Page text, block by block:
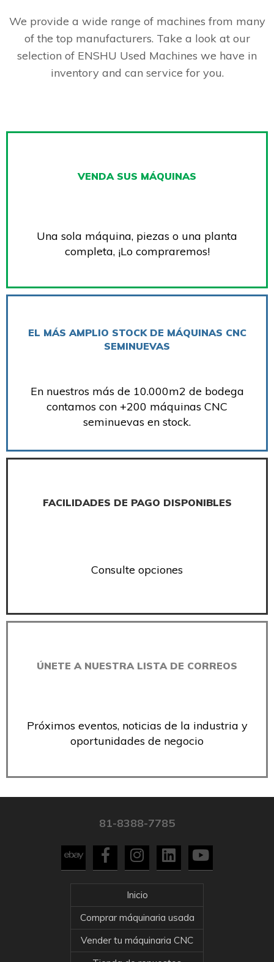
We provide a wide range of machines from many
of the top manufacturers. Take a look at our
selection of ENSHU Used Machines we have in
inventory and can service for you.
VENDA SUS MÁQUINAS
Una sola máquina, piezas o una planta
completa, ¡Lo compraremos!
EL MÁS AMPLIO STOCK DE MÁQUINAS CNC
SEMINUEVAS
En nuestros más de 10.000m2 de bodega
contamos con +200 máquinas CNC
seminuevas en stock.
FACILIDADES DE PAGO DISPONIBLES
Consulte opciones
ÚNETE A NUESTRA LISTA DE CORREOS
Próximos eventos, noticias de la industria y
oportunidades de negocio
81-8388-7785
Inicio
Comprar máquinaria usada
Vender tu máquinaria CNC